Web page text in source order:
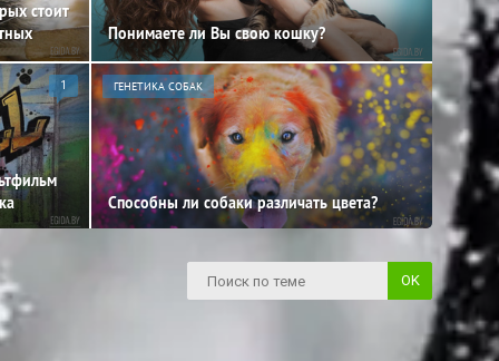
стоит
Понимаете ли Вы свою кошку?
1 ГЕНЕТИКА СОБАК
Способны ли собаки различать цвета?